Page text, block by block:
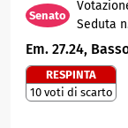
Senato
Seduta
Em. 27.24,
RESPINTA
10 voti di scarto